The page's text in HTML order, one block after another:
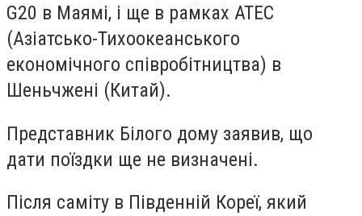
G20 в Маямі, і ще в рамках АТЕС
(Азіатсько-Тихоокеанського
економічного співробітництва) в
Шеньчжені (Китай).
Представник Білого дому заявив, що
дати поїздки ще не визначені.
Після саміту в Південній Кореї, який